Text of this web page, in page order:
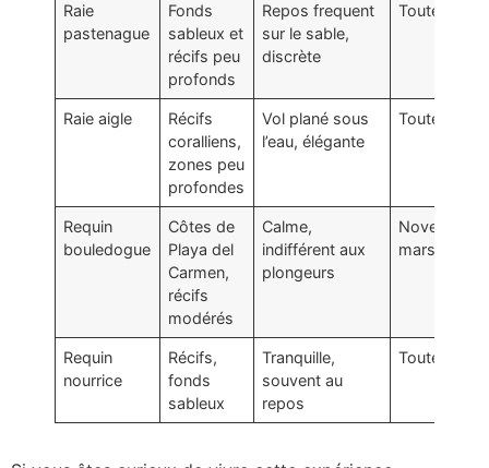
Raie
pastenague
Fonds
sableux et
récifs peu
profonds
Repos frequent
sur le sable,
discrète
Toute
Raie aigle
Récifs
coralliens,
zones peu
profondes
Vol plané sous
l’eau, élégante
Toute
Requin
bouledogue
Côtes de
Playa del
Carmen,
récifs
modérés
Calme,
indifférent aux
plongeurs
Novembre à
mars
Requin
nourrice
Récifs,
fonds
sableux
Tranquille,
souvent au
repos
Toute